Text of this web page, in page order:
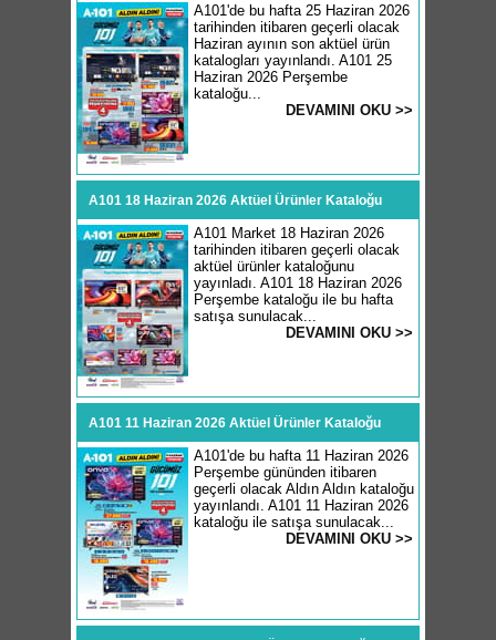
A101'de bu hafta 25 Haziran 2026
tarihinden itibaren geçerli olacak
Haziran ayının son aktüel ürün
katalogları yayınlandı. A101 25
Haziran 2026 Perşembe
kataloğu...
DEVAMINI OKU >>
A101 18 Haziran 2026 Aktüel Ürünler Kataloğu
A101 Market 18 Haziran 2026
tarihinden itibaren geçerli olacak
aktüel ürünler kataloğunu
yayınladı. A101 18 Haziran 2026
Perşembe kataloğu ile bu hafta
satışa sunulacak...
DEVAMINI OKU >>
A101 11 Haziran 2026 Aktüel Ürünler Kataloğu
A101'de bu hafta 11 Haziran 2026
Perşembe gününden itibaren
geçerli olacak Aldın Aldın kataloğu
yayınlandı. A101 11 Haziran 2026
kataloğu ile satışa sunulacak...
DEVAMINI OKU >>